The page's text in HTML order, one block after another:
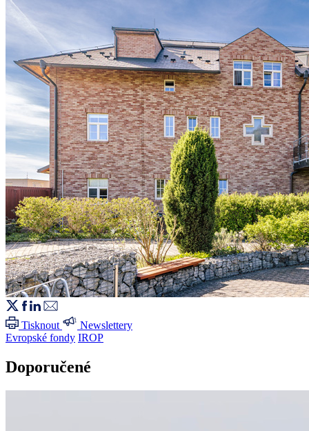
Tisknout
Newslettery
Evropské fondy IROP
Doporučené